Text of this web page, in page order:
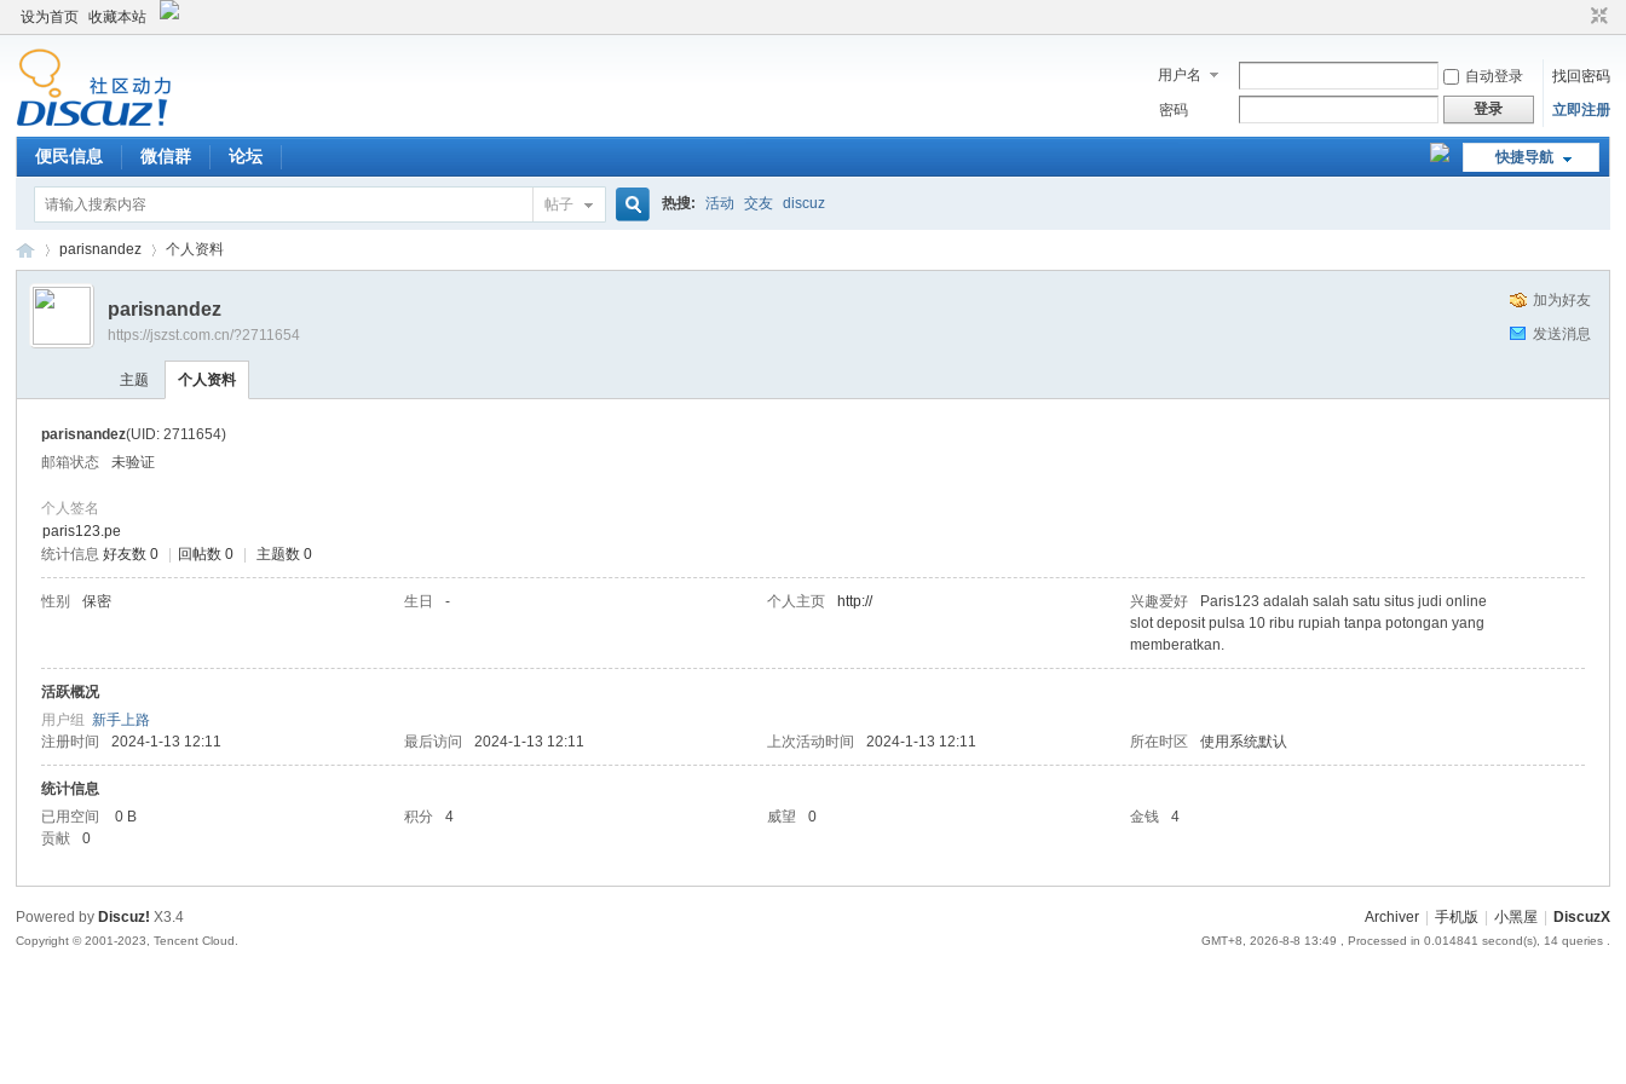
设为首页 收藏本站
用户名 自动登录
找回密码
密码
登录 立即注册
快捷导航
便民信息 微信群 论坛
帖子 热搜: 活动 交友 discuz
›
parisnandez 个人资料
加为好友
发送消息
parisnandez
https://jszst.com.cn/?2711654
主题 个人资料
parisnandez(UID: 2711654)
邮箱状态
未验证
个人签名
paris123.pe
统计信息 好友数 0 回帖数 0 主题数 0
性别 保密 生日 - 个人主页 http:// 兴趣爱好
Paris123 adalah salah satu situs judi online
slot deposit pulsa 10 ribu rupiah tanpa potongan yang
memberatkan.
活跃概况
用户组新手上路
注册时间
2024-1-13 12:11 最后访问 2024-1-13 12:11 上次活动时间 2024-1-13 12:11 所在时区 使用系统默认
统计信息
已用空间
0 B 积分 4 威望 0 金钱
4
贡献
0
Archiver 手机版 小黑屋 DiscuzX
GMT+8, 2026-8-8 13:49 , Processed in 0.014841 second(s), 14 queries .
Powered by Discuz! X3.4
Copyright © 2001-2023, Tencent Cloud.